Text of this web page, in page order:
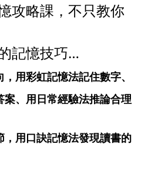
攻略課，不只教你
記憶技巧…
用彩虹記憶法記住數字、
、用日常經驗法推論合理
，用口訣記憶法發現讀書的